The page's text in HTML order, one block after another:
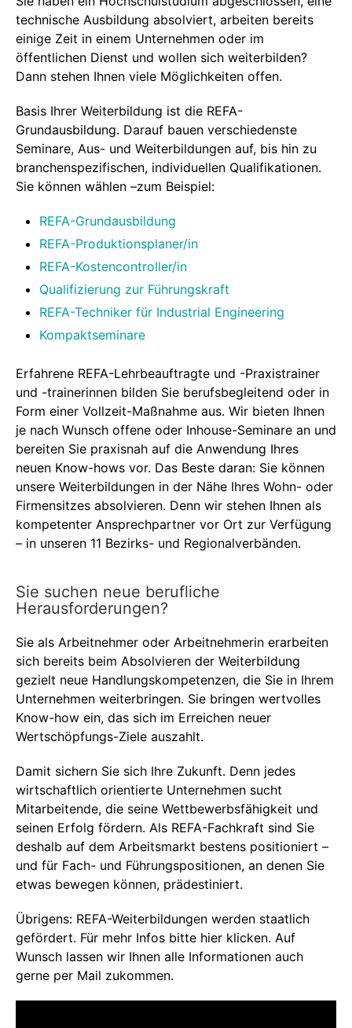
technische Ausbildung absolviert, arbeiten bereits
einige Zeit in einem Unternehmen oder im
öffentlichen Dienst und wollen sich weiterbilden?
Dann stehen Ihnen viele Möglichkeiten offen.
Basis Ihrer Weiterbildung ist die REFA-
Grundausbildung. Darauf bauen verschiedenste
Seminare, Aus- und Weiterbildungen auf, bis hin zu
branchenspezifischen, individuellen Qualifikationen.
Sie können wählen –zum Beispiel:
REFA-Grundausbildung
REFA-Produktionsplaner/in
REFA-Kostencontroller/in
Qualifizierung zur Führungskraft
REFA-Techniker für Industrial Engineering
Kompaktseminare
Erfahrene REFA-Lehrbeauftragte und -Praxistrainer
und -trainerinnen bilden Sie berufsbegleitend oder in
Form einer Vollzeit-Maßnahme aus. Wir bieten Ihnen
je nach Wunsch offene oder Inhouse-Seminare an und
bereiten Sie praxisnah auf die Anwendung Ihres
neuen Know-hows vor. Das Beste daran: Sie können
unsere Weiterbildungen in der Nähe Ihres Wohn- oder
Firmensitzes absolvieren. Denn wir stehen Ihnen als
kompetenter Ansprechpartner vor Ort zur Verfügung
– in unseren 11 Bezirks- und Regionalverbänden.
Sie suchen neue berufliche
Herausforderungen?
Sie als Arbeitnehmer oder Arbeitnehmerin erarbeiten
sich bereits beim Absolvieren der Weiterbildung
gezielt neue Handlungskompetenzen, die Sie in Ihrem
Unternehmen weiterbringen. Sie bringen wertvolles
Know-how ein, das sich im Erreichen neuer
Wertschöpfungs-Ziele auszahlt.
Damit sichern Sie sich Ihre Zukunft. Denn jedes
wirtschaftlich orientierte Unternehmen sucht
Mitarbeitende, die seine Wettbewerbsfähigkeit und
seinen Erfolg fördern. Als REFA-Fachkraft sind Sie
deshalb auf dem Arbeitsmarkt bestens positioniert –
und für Fach- und Führungspositionen, an denen Sie
etwas bewegen können, prädestiniert.
Übrigens: REFA-Weiterbildungen werden staatlich
gefördert. Für mehr Infos bitte hier klicken. Auf
Wunsch lassen wir Ihnen alle Informationen auch
gerne per Mail zukommen.